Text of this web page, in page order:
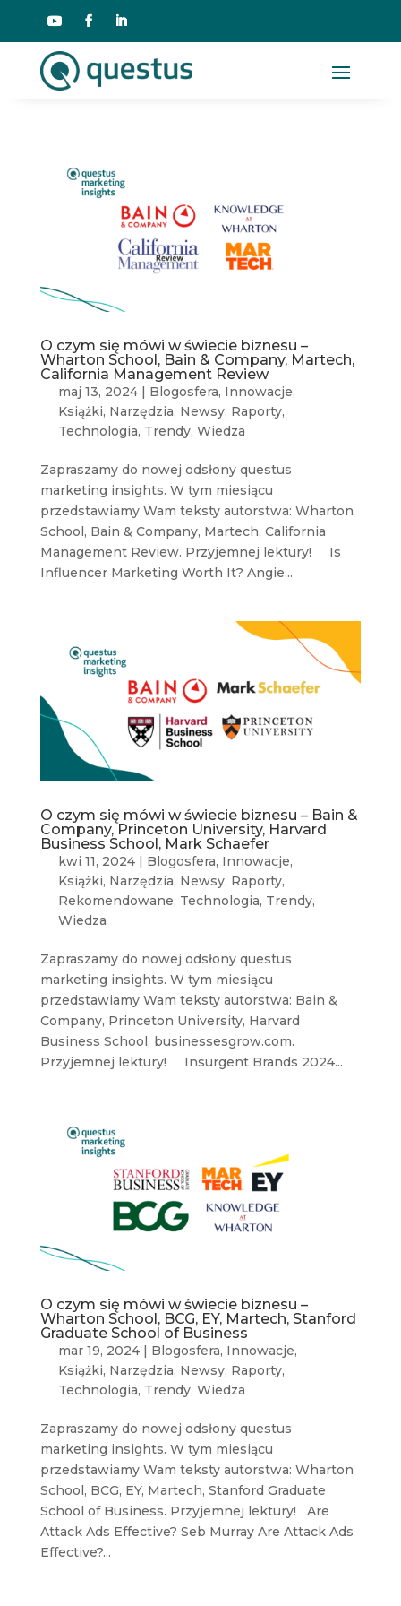
O czym się mówi w świecie biznesu –
Wharton School, Bain & Company, Martech,
California Management Review
maj 13, 2024| Blogosfera, Innowacje,
Książki, Narzędzia, Newsy, Raporty,
Technologia, Trendy, Wiedza
Zapraszamy do nowej odsłony questus
marketing insights. W tym miesiącu
przedstawiamy Wam teksty autorstwa: Wharton
School, Bain & Company, Martech, California
Management Review. Przyjemnej lektury! Is
Influencer Marketing Worth It? Angie...
O czym się mówi w świecie biznesu – Bain &
Company, Princeton University, Harvard
Business School, Mark Schaefer
kwi 11, 2024| Blogosfera, Innowacje,
Książki, Narzędzia, Newsy, Raporty,
Rekomendowane, Technologia, Trendy,
Wiedza
Zapraszamy do nowej odsłony questus
marketing insights. W tym miesiącu
przedstawiamy Wam teksty autorstwa: Bain &
Company, Princeton University, Harvard
Business School, businessesgrow.com.
Przyjemnej lektury! Insurgent Brands 2024...
O czym się mówi w świecie biznesu –
Wharton School, BCG, EY, Martech, Stanford
Graduate School of Business
mar 19, 2024| Blogosfera, Innowacje,
Książki, Narzędzia, Newsy, Raporty,
Technologia, Trendy, Wiedza
Zapraszamy do nowej odsłony questus
marketing insights. W tym miesiącu
przedstawiamy Wam teksty autorstwa: Wharton
School, BCG, EY, Martech, Stanford Graduate
School of Business. Przyjemnej lektury! Are
Attack Ads Effective? Seb Murray Are Attack Ads
Effective?...